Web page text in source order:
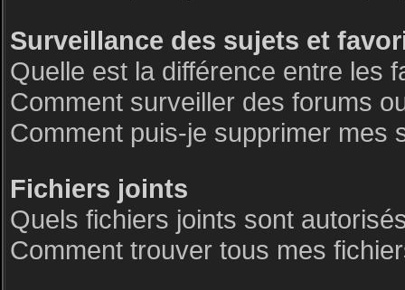
Surveillance des sujets et
Quelle est la différence entre les
Comment surveiller des forums
Comment puis-je supprimer mes
Fichiers joints
Quels fichiers joints sont
Comment trouver tous mes